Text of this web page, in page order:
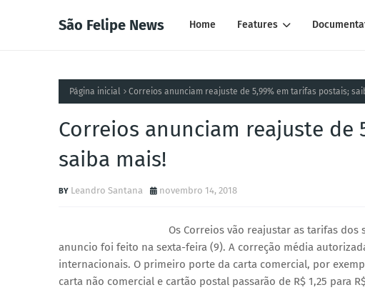
São Felipe News Home Features
Página inicial Correios anunciam reajuste de 5,99% em tarifas postais;
Correios anunciam reajuste de
saiba mais!
Leandro Santana novembro 14, 2018
Os Correios vão reajustar as tarifas
anuncio foi feito na sexta-feira (9). A correção média
internacionais. O primeiro porte da carta comercial, por
carta não comercial e cartão postal passarão de R$ 1,25 para